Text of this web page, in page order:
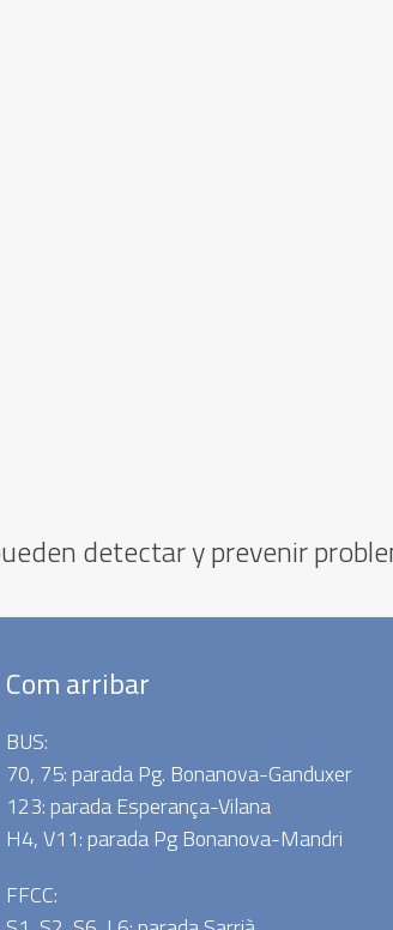
detectar y prevenir
Com arribar
BUS:
70, 75: parada Pg. Bonanova-Ganduxer
123: parada Esperança-Vilana
H4, V11: parada Pg Bonanova-Mandri
FFCC: